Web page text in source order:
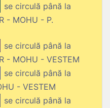
se circulă până la
- MOHU - P.
se circulă până la
- MOHU - VESTEM
se circulă până la
- VESTEM
se circulă până la